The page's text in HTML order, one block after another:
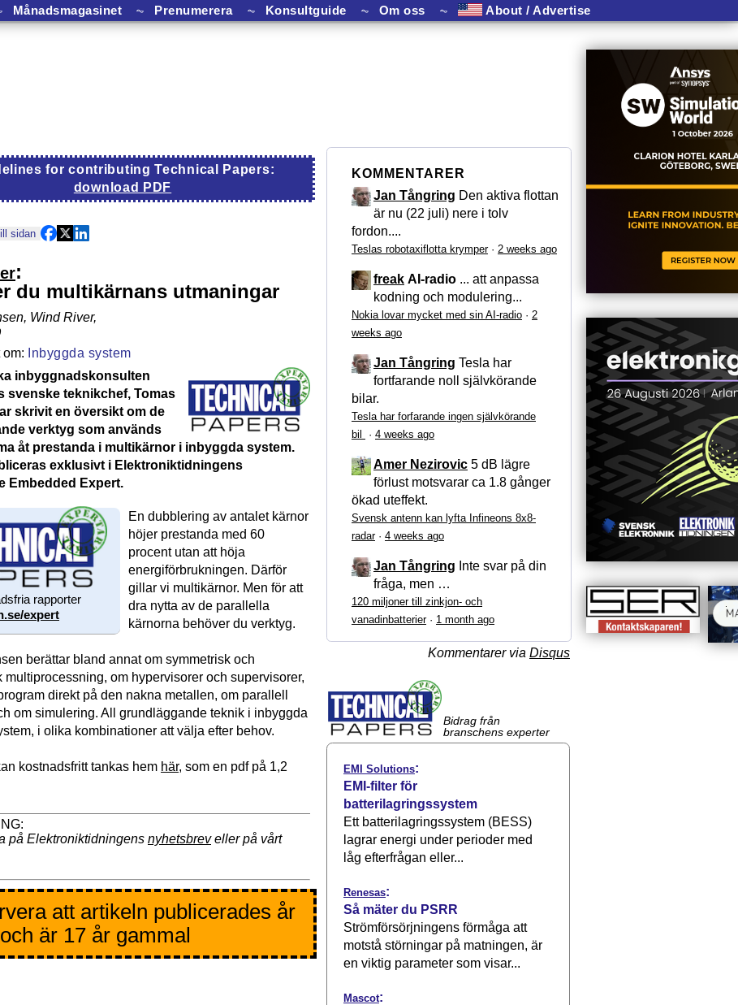
Månadsmagasinet ⏦ Prenumerera ⏦ Konsultguide ⏦ Om oss ⏦ About / Advertise
for contributing Technical Papers:
download PDF
sidan
:
du multikärnans utmaningar
Wind River,
Inbyggda system
inbyggnadskonsulten
svenske teknikchef, Tomas
skrivit en översikt om de
verktyg som används
åt prestanda i multikärnor i inbyggda system.
exklusivt i Elektroniktidningens
Embedded Expert.
rapporter
expert
En dubblering av antalet kärnor
höjer prestanda med 60
procent utan att höja
energiförbrukningen. Därför
gillar vi multikärnor. Men för att
dra nytta av de parallella
kärnorna behöver du verktyg.
berättar bland annat om symmetrisk och
multiprocessning, om hypervisorer och supervisorer,
direkt på den nakna metallen, om parallell
om simulering. All grundläggande teknik i inbyggda
i olika kombinationer att välja efter behov.
kostnadsfritt tankas hem här, som en pdf på 1,2
på Elektroniktidningens nyhetsbreveller på vårt
att artikeln publicerades år
är 17 år gammal
KOMMENTARER
Jan Tångring Den aktiva flottan
är nu (22 juli) nere i tolv
fordon....
Teslas robotaxiflotta krymper· 2 weeks ago
freak AI-radio ... att anpassa
kodning och modulering...
Nokia lovar mycket med sin AI-radio · 2
weeks ago
Jan Tångring Tesla har
fortfarande noll självkörande
bilar.
Tesla har forfarande ingen självkörande
bil
· 4 weeks ago
Amer Nezirovic 5 dB lägre
förlust motsvarar ca 1.8 gånger
ökad uteffekt.
Svensk antenn kan lyfta Infineons 8x8-
radar· 4 weeks ago
Jan Tångring Inte svar på din
fråga, men …
120 miljoner till zinkjon- och
vanadinbatterier· 1 month ago
Kommentarer via Disqus
Bidrag från
branschens experter
EMI Solutions:
EMI-filter för
batterilagringssystem
Ett batterilagringssystem (BESS)
lagrar energi under perioder med
låg efterfrågan eller...
Renesas:
Så mäter du PSRR
Strömförsörjningens förmåga att
motstå störningar på matningen, är
en viktig parameter som visar...
Mascot: